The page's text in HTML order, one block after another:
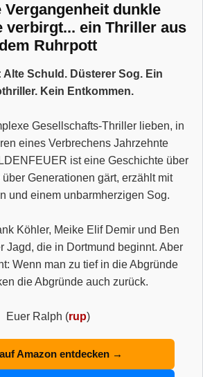
Vergangenheit dunkle
verbirgt... ein Thriller aus
dem Ruhrpott
Alte Schuld. Düsterer Sog. Ein
Kein Entkommen.
Gesellschafts-Thriller lieben, in
eines Verbrechens Jahrzehnte
ist eine Geschichte über
Generationen gärt, erzählt mit
und einem unbarmherzigen Sog.
Köhler, Meike Elif Demir und Ben
Jagd, die in Dortmund beginnt. Aber
Wenn man zu tief in die Abgründe
die Abgründe auch zurück.
Euer Ralph (rup)
Amazon entdecken →